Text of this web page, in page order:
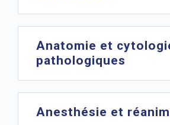
Anatomie et
pathologiques
Anesthésie et